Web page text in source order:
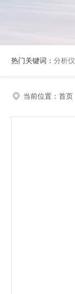
热门关键词： 分析
当前位置： 首页